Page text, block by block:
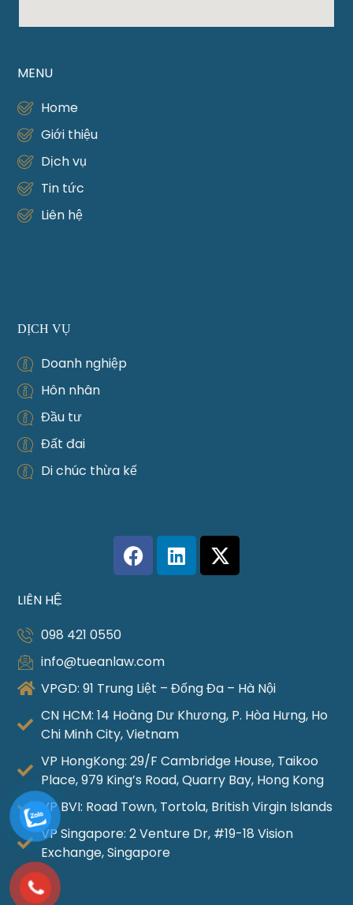
MENU
Home
Giới thiệu
Dịch vụ
Tin tức
Liên hệ
DỊCH VỤ
Doanh nghiệp
Hôn nhân
Đầu tư
Đất đai
Di chúc thừa kế
LIÊN HỆ
098 421 0550
info@tueanlaw.com
VPGD: 91 Trung Liệt – Đống Đa – Hà Nội
CN HCM: 14 Hoàng Dư Khương, P. Hòa Hưng, Ho
Chi Minh City, Vietnam
VP HongKong: 29/F Cambridge House, Taikoo
Place, 979 King’s Road, Quarry Bay, Hong Kong
VP BVI: Road Town, Tortola, British Virgin Islands
VP Singapore: 2 Venture Dr, #19-18 Vision
Exchange, Singapore